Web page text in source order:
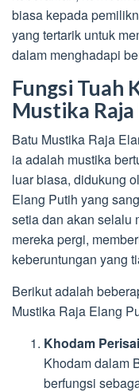
biasa kepada
yang tertarik untuk
dalam menghadapi
Fungsi Tuah
Mustika
Batu Mustika Raja
ia adalah mustika
luar biasa, didukung
Elang Putih yang
setia dan akan selalu
mereka pergi,
keberuntungan yang
Berikut adalah
Mustika Raja Elang
Khodam
Khodam dalam
berfungsi